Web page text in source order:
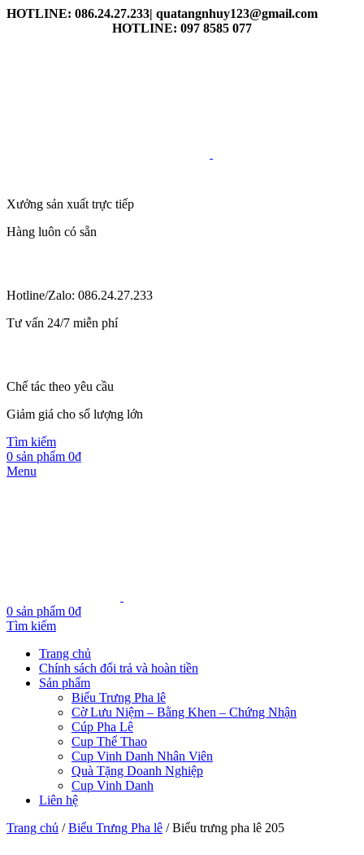
HOTLINE: 086.24.27.233| quatangnhuy123@gmail.com
HOTLINE: 097 8585 077
Xưởng sản xuất trực tiếp
Hàng luôn có sẵn
Hotline/Zalo: 086.24.27.233
Tư vấn 24/7 miễn phí
Chế tác theo yêu cầu
Giảm giá cho số lượng lớn
Tìm kiếm
0 sản phẩm 0₫
Menu
0 sản phẩm 0₫
Tìm kiếm
Trang chủ
Chính sách đổi trả và hoàn tiền
Sản phẩm
Biểu Trưng Pha lê
Cờ Lưu Niệm – Bằng Khen – Chứng Nhận
Cúp Pha Lê
Cup Thể Thao
Cup Vinh Danh Nhân Viên
Quà Tặng Doanh Nghiệp
Cup Vinh Danh
Liên hệ
Trang chủ /Biểu Trưng Pha lê /Biểu trưng pha lê 205